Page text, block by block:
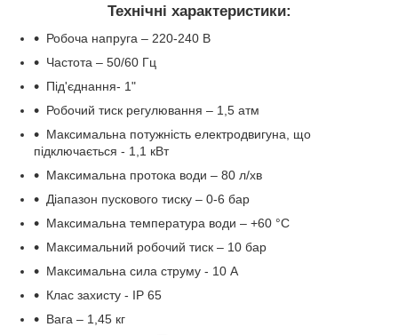
Технічні характеристики:
Робоча напруга – 220-240 В
Частота – 50/60 Гц
Під'єднання- 1"
Робочий тиск регулювання – 1,5 атм
Максимальна потужність електродвигуна, що
підключається - 1,1 кВт
Максимальна протока води – 80 л/хв
Діапазон пускового тиску – 0-6 бар
Максимальна температура води – +60 °С
Максимальний робочий тиск – 10 бар
Максимальна сила струму - 10 A
Клас захисту - IP 65
Вага – 1,45 кг